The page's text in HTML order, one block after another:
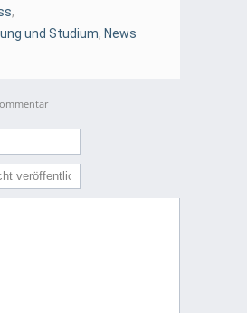
,
und Studium, News